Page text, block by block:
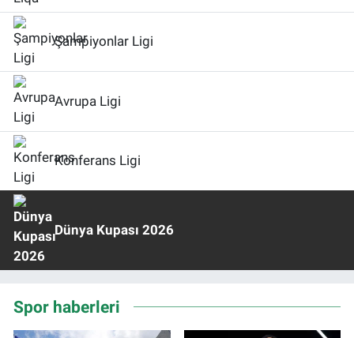
Şampiyonlar Ligi
Avrupa Ligi
Konferans Ligi
Dünya Kupası 2026
Spor haberleri